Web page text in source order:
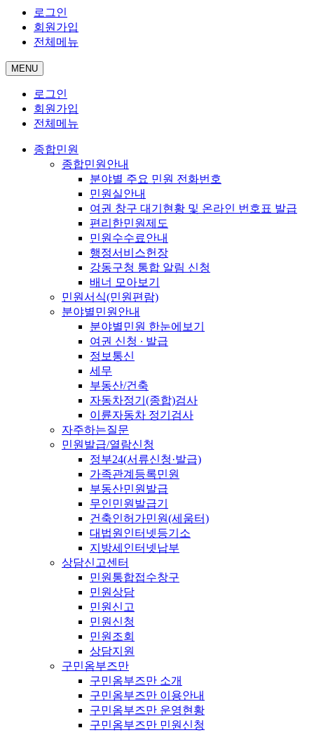
로그인
회원가입
전체메뉴
MENU
로그인
회원가입
전체메뉴
종합민원
종합민원안내
분야별 주요 민원 전화번호
민원실안내
여권 창구 대기현황 및 온라인 번호표 발급
편리한민원제도
민원수수료안내
행정서비스헌장
강동구청 통합 알림 신청
배너 모아보기
민원서식(민원편람)
분야별민원안내
분야별민원 한눈에보기
여권 신청 ∙ 발급
정보통신
세무
부동산/건축
자동차정기(종합)검사
이륜자동차 정기검사
자주하는질문
민원발급/열람신청
정부24(서류신청·발급)
가족관계등록민원
부동산민원발급
무인민원발급기
건축인허가민원(세움터)
대법원인터넷등기소
지방세인터넷납부
상담신고센터
민원통합접수창구
민원상담
민원신고
민원신청
민원조회
상담지원
구민옴부즈만
구민옴부즈만 소개
구민옴부즈만 이용안내
구민옴부즈만 운영현황
구민옴부즈만 민원신청